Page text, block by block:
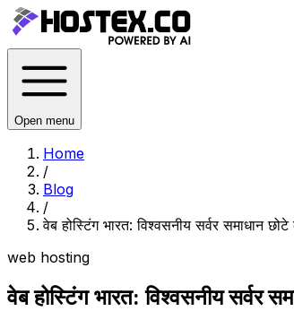
Open menu
Home
/
Blog
/
वेब होस्टिंग भारत: विश्वसनीय सर्वर समाधान
web hosting
वेब होस्टिंग भारत: विश्वसनीय सर्वर